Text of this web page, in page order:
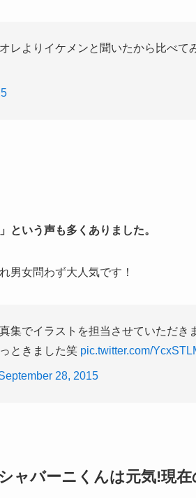
レよりイケメンと聞いたから比べて
という声も多くありました。
男女問わず大人気です！
集でイラストを担当させていただき
ときました笑 pic.twitter.com/
28, 2015
ャバーニくんは元気!現在